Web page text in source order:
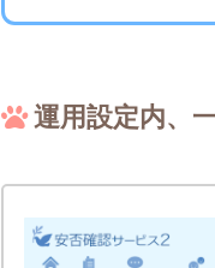
運用設定内、